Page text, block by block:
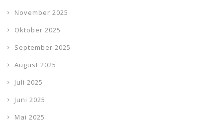
November 2025
Oktober 2025
September 2025
August 2025
Juli 2025
Juni 2025
Mai 2025